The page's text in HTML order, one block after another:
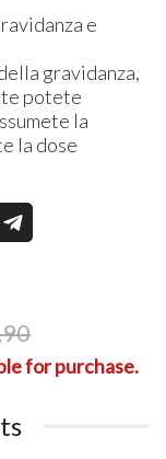
e
gravidanza,
potete
la
la dose
for purchase.